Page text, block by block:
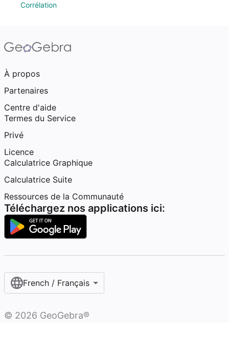
Corrélation
À propos
Partenaires
Centre d'aide
Termes du Service
Privé
Licence
Calculatrice Graphique
Calculatrice Suite
Ressources de la Communauté
Téléchargez nos applications ici:
French / Français‎
© 2026 GeoGebra®